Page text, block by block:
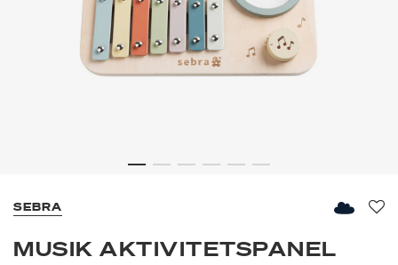
SEBRA
MUSIK AKTIVITETSPANEL